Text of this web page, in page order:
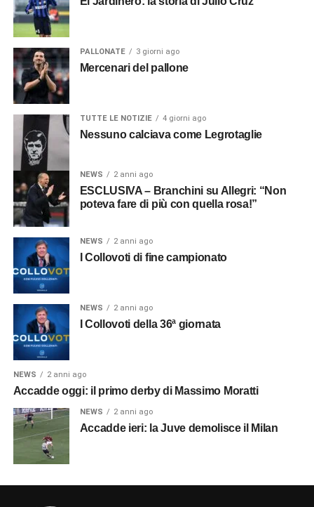
PALLONATE 3 giorni ago
Mercenari del pallone
TUTTE LE NOTIZIE 4 giorni ago
Nessuno calciava come Legrotaglie
NEWS 2 anni ago
ESCLUSIVA – Branchini su Allegri: “Non
poteva fare di più con quella rosa!”
NEWS 2 anni ago
I Collovoti di fine campionato
NEWS 2 anni ago
I Collovoti della 36ª giornata
NEWS 2 anni ago
Accadde oggi: il primo derby di Massimo Moratti
NEWS 2 anni ago
Accadde ieri: la Juve demolisce il Milan